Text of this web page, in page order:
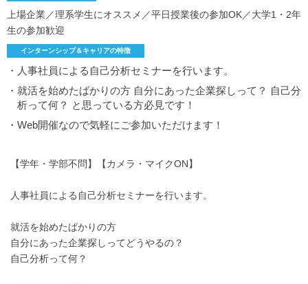
上場企業／理系学生にオススメ／平日授業後の参加OK／大学1・2年
生の参加歓迎
インターンシップ＆キャリアの特徴
・人事社員による自己分析セミナーを行います。
・就活を始めたばかりの方 自分にあった企業探しって？ 自己分
析って何？ と思っている方必見です！
・Web開催なので気軽にご参加いただけます！
【学年・学部不問】【カメラ・マイクON】
人事社員による自己分析セミナーを行います。
就活を始めたばかりの方
自分にあった企業探しってどうやるの？
自己分析って何？